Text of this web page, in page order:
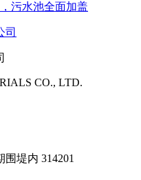
污水池全面加盖
CO., LTD.
堤内 314201